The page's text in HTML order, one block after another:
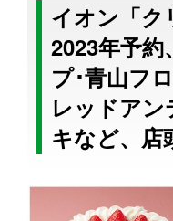
イオン「ク
2023年予
プ･青山フ
レッドアン
キなど、店